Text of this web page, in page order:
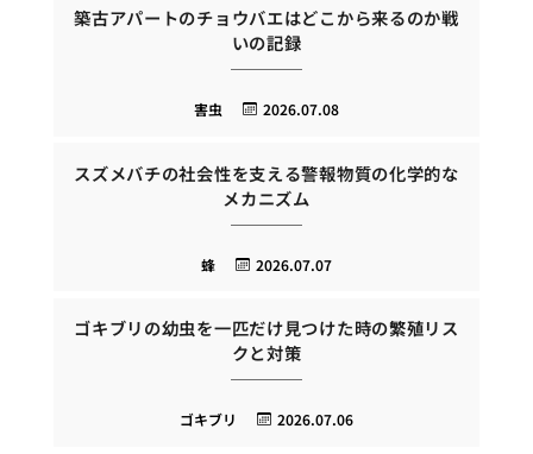
築古アパートのチョウバエはどこから来るのか戦
いの記録
2026.07.08
害虫
スズメバチの社会性を支える警報物質の化学的な
メカニズム
2026.07.07
蜂
ゴキブリの幼虫を一匹だけ見つけた時の繁殖リス
クと対策
2026.07.06
ゴキブリ